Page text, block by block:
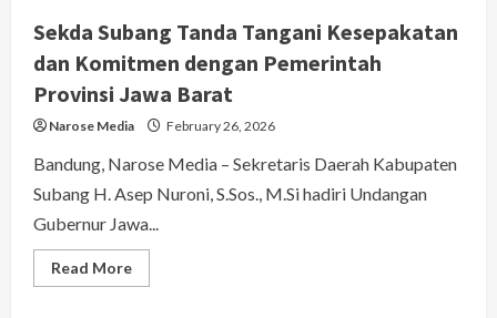
Sekda Subang Tanda Tangani Kesepakatan
dan Komitmen dengan Pemerintah
Provinsi Jawa Barat
Narose Media February 26, 2026
Bandung, Narose Media – Sekretaris Daerah Kabupaten
Subang H. Asep Nuroni, S.Sos., M.Si hadiri Undangan
Gubernur Jawa...
Read MoreRead
more